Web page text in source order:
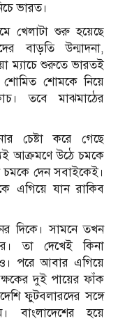
ভারত।
খেলাটা শুরু হয়েছে
বাড়তি উন্মাদনা,
ম্যাচে শুরুতে ভারতই
শোমিত শোমকে নিয়ে
তবে মাঝমাঠের
চেষ্টা করে গেছে
আক্রমণে উঠে চমকে
চমকে দেন সবাইকেই।
এগিয়ে যান রাকিব
দিকে। সামনে তখন
তা দেখেই কিনা
পরে আবার এগিয়ে
দুই পায়ের ফাঁক
ফুটবলারদের সঙ্গে
বাংলাদেশের হয়ে